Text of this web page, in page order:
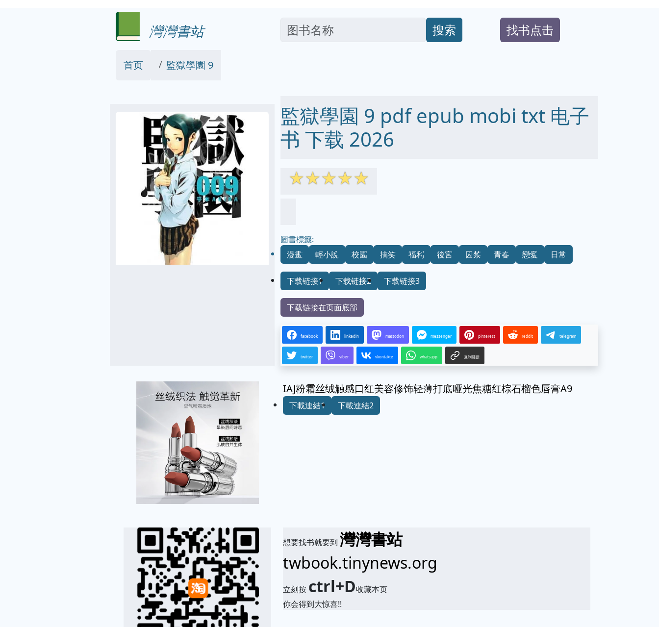
灣灣書站 搜索 找书点击
首页 監獄學園 9
監獄學園 9 pdf epub mobi txt 电子
书 下载 2026
☆☆☆☆☆
圖書標籤:
漫畫
輕小說 校園 搞笑 福利 後宮 囚禁 青春 戀愛 日常
下载链接1 下载链接2 下载链接3
下载链接在页面底部
facebook linkedin mastodon messenger pinterest reddit telegram
twitter viber vkontakte whatsapp 复制链接
IAJ粉霜丝绒触感口红美容修饰轻薄打底哑光焦糖红棕石榴色唇膏A9
下載連結1 下載連結2
想要找书就要到 灣灣書站
twbook.tinynews.org
立刻按 ctrl+D收藏本页
你会得到大惊喜!!